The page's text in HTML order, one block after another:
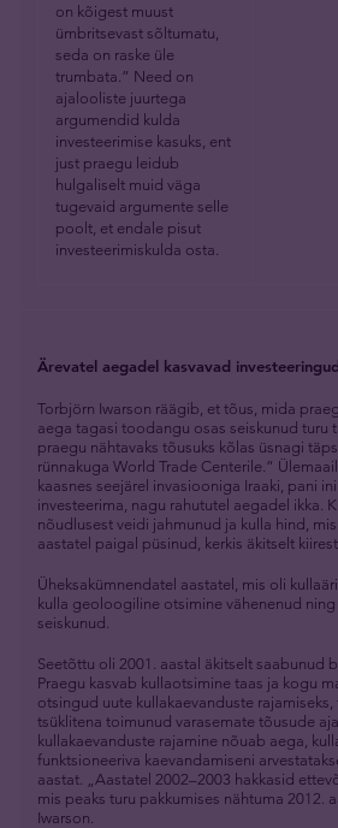
on kõigest muust
ümbritsevast sõltumatu,
seda on raske üle
trumbata.” Need on
ajalooliste juurtega
argumendid kulda
investeerimise kasuks, ent
just praegu leidub
hulgaliselt muid väga
tugevaid argumente selle
poolt, et endale pisut
investeerimiskulda osta.
Ärevatel aegadel kasvavad
Torbjörn Iwarson räägib, et tõus, mida
aega tagasi toodangu osas seiskunud turu
praegu nähtavaks tõusuks kõlas üsnagi
rünnakuga World Trade Centerile.”
kaasnes seejärel invasiooniga Iraaki, pani
investeerima, nagu rahututel aegadel ikka.
nõudlusest veidi jahmunud ja kulla hind,
aastatel paigal püsinud, kerkis äkitselt
Üheksakümnendatel aastatel, mis oli
kulla geoloogiline otsimine vähenenud
seiskunud.
Seetõttu oli 2001. aastal äkitselt saabunud
Praegu kasvab kullaotsimine taas ja kogu
otsingud uute kullakaevanduste
tsüklitena toimunud varasemate tõusude
kullakaevanduste rajamine nõuab aega,
funktsioneeriva kaevandamiseni
aastat. „Aastatel 2002–2003 hakkasid
mis peaks turu pakkumises nähtuma 2012.
Iwarson.